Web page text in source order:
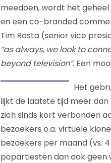
meedoen, wordt het
en een co-branded
Tim Rosta (senior vice
“as always, we look to
beyond television”. Een
Het
lijkt de laatste tijd meer
zich sinds kort verbonden
bezoekers o.a. virtuele
bezoekers per maand (vs.
popartiesten dan ook geen